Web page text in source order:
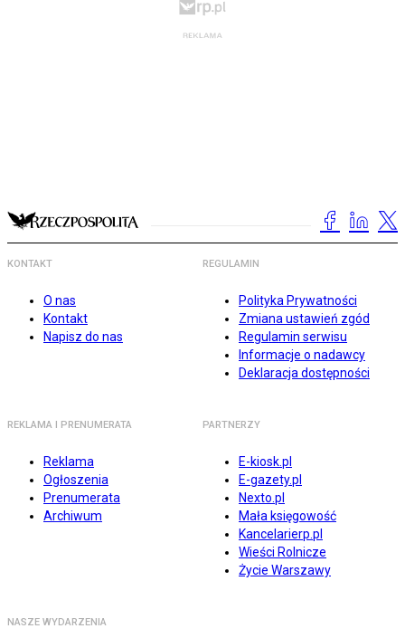
KONTAKT
O nas
Kontakt
Napisz do nas
REGULAMIN
Polityka Prywatności
Zmiana ustawień zgód
Regulamin serwisu
Informacje o nadawcy
Deklaracja dostępności
REKLAMA I PRENUMERATA
Reklama
Ogłoszenia
Prenumerata
Archiwum
PARTNERZY
E-kiosk.pl
E-gazety.pl
Nexto.pl
Mała księgowość
Kancelarierp.pl
Wieści Rolnicze
Życie Warszawy
NASZE WYDARZENIA